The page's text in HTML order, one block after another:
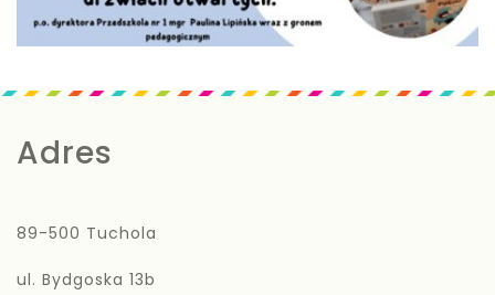
Adres
89-500 Tuchola
ul. Bydgoska 13b